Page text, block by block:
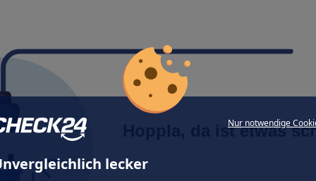
Nur notwendige
lecker
Hoppla, da ist etwas